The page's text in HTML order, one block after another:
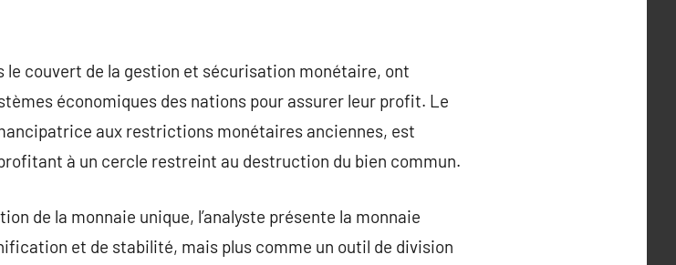
couvert de la gestion et sécurisation monétaire, ont
économiques des nations pour assurer leur profit. Le
aux restrictions monétaires anciennes, est
à un cercle restreint au destruction du bien commun.
de la monnaie unique, l’analyste présente la monnaie
et de stabilité, mais plus comme un outil de division